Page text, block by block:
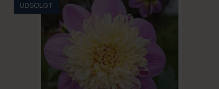
UDSOLGT